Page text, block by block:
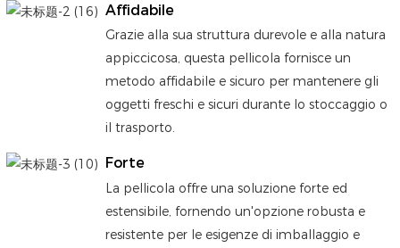
Affidabile
Grazie alla sua struttura durevole e alla natura
appiccicosa, questa pellicola fornisce un
metodo affidabile e sicuro per mantenere gli
oggetti freschi e sicuri durante lo stoccaggio o
il trasporto.
Forte
La pellicola offre una soluzione forte ed
estensibile, fornendo un'opzione robusta e
resistente per le esigenze di imballaggio e